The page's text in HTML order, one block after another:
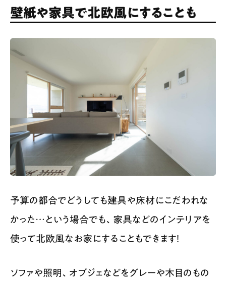
壁紙や家具で北欧風にすることも
予算の都合でどうしても建具や床材にこだわれな
かった…という場合でも、家具などのインテリアを
使って北欧風なお家にすることもできます！
ソファや照明、オブジェなどをグレーや木目のもの